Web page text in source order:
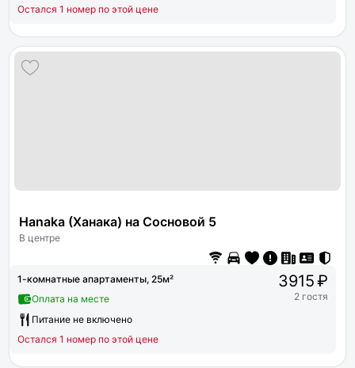
Остался 1 номер по этой цене
Hanaka (Ханака) на Сосновой 5
В центре
1-комнатные апартаменты, 25м²
Оплата на месте
Питание не включено
Остался 1 номер по этой цене
3915 ₽
2 гостя